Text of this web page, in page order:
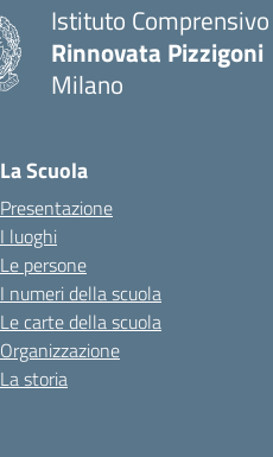
Istituto
Rinnovata Pizzigoni
Milano
La Scuola
Presentazione
I luoghi
Le persone
I numeri della scuola
Le carte della scuola
Organizzazione
La storia